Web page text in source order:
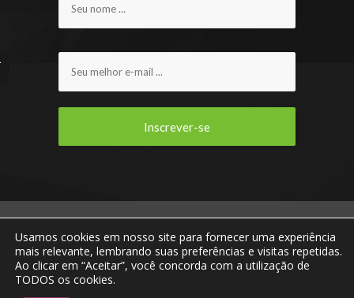
ENOVIRTUA E VOCÊ CONECTADOS AO MUNDO DO
VINHO! © 2013 - 2023 Todos os direitos
reservados.
Usamos cookies em nosso site para fornecer uma experiência
mais relevante, lembrando suas preferências e visitas repetidas.
Ao clicar em “Aceitar”, você concorda com a utilização de
TODOS os cookies.